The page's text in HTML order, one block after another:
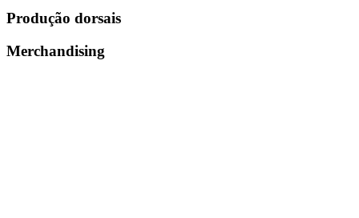
Produção dorsais
Merchandising